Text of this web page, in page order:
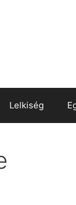
Lelkiség